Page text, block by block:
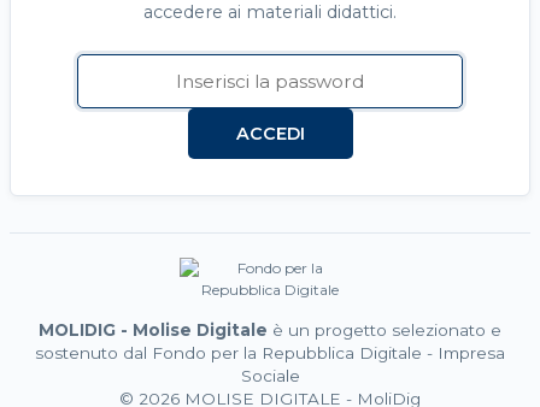
accedere ai materiali didattici.
ACCEDI
MOLIDIG - Molise Digitale è un progetto selezionato e
sostenuto dal Fondo per la Repubblica Digitale - Impresa
Sociale
© 2026 MOLISE DIGITALE - MoliDig